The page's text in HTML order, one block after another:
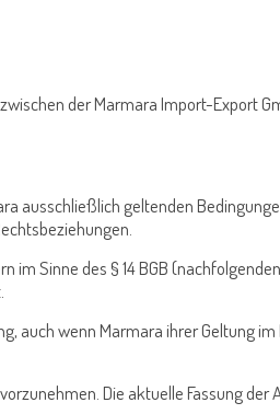
der Marmara Import-Export
ausschließlich geltenden
Sinne des § 14 BGB
auch wenn Marmara ihrer Geltung
Die aktuelle Fassung